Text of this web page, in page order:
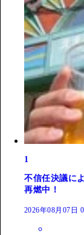
1
不信任決議に
再燃中！
2026年08月07日